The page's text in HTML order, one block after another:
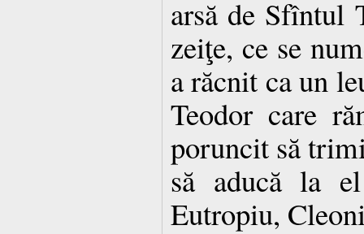
arsă de Sfîntul
zeiţe, ce se
a răcnit ca un
Teodor care
poruncit să
să aducă la
Eutropiu,